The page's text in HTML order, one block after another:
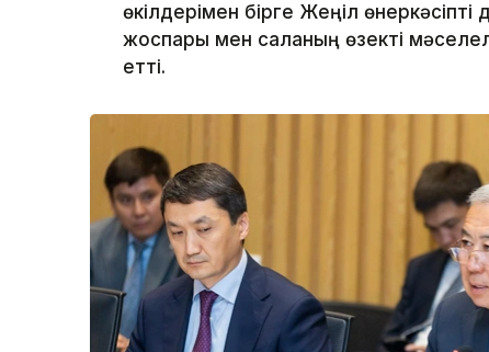
өкілдерімен бірге Жеңіл
жоспары мен саланың өзекті
етті.